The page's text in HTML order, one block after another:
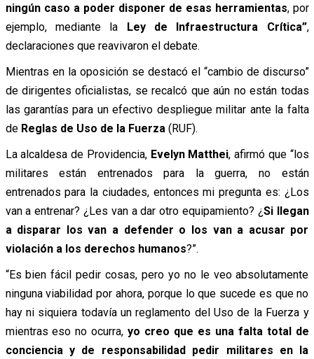
ningún caso a poder disponer de esas herramientas, por
ejemplo, mediante la Ley de Infraestructura Crítica”,
declaraciones que reavivaron el debate.
Mientras en la oposición se destacó el “cambio de discurso”
de dirigentes oficialistas, se recalcó que aún no están todas
las garantías para un efectivo despliegue militar ante la falta
de Reglas de Uso de la Fuerza (RUF).
La alcaldesa de Providencia, Evelyn Matthei, afirmó que “los
militares están entrenados para la guerra, no están
entrenados para la ciudades, entonces mi pregunta es: ¿Los
van a entrenar? ¿Les van a dar otro equipamiento? ¿Si llegan
a disparar los van a defender o los van a acusar por
violación a los derechos humanos?”.
“Es bien fácil pedir cosas, pero yo no le veo absolutamente
ninguna viabilidad por ahora, porque lo que sucede es que no
hay ni siquiera todavía un reglamento del Uso de la Fuerza y
mientras eso no ocurra, yo creo que es una falta total de
conciencia y de responsabilidad pedir militares en la